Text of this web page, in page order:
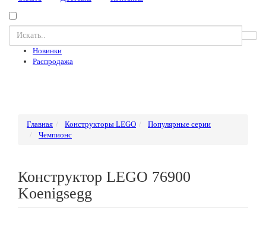
Новинки
Распродажа
Главная Конструкторы LEGO
Популярные серии
Чемпионс
Конструктор LEGO 76900
Koenigsegg